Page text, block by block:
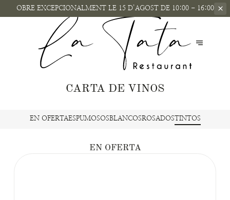
OBRE EXCEPCIONALMENTLE 15 D’AGOST DE 10:00 - 16:00
CARTA DE VINOS
EN OFERTAESPUMOSOSBLANCOSROSADOS TINTOS
EN OFERTA